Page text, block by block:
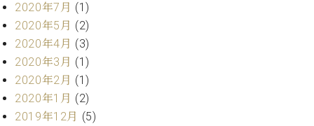
W.
ホ
フ
マ
ン
プ
ロ
フ
お
問
い
合
わ
2020年7月 (1)
2020年5月 (2)
2020年4月 (3)
2020年3月 (1)
2020年2月 (1)
2020年1月 (2)
2019年12月 (5)